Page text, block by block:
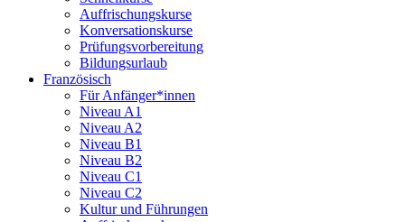
Auffrischungskurse
Konversationskurse
Prüfungsvorbereitung
Bildungsurlaub
Französisch
Für Anfänger*innen
Niveau A1
Niveau A2
Niveau B1
Niveau B2
Niveau C1
Niveau C2
Kultur und Führungen